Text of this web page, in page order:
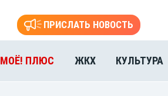
ПРИСЛАТЬ НОВОСТЬ
МОЁ! ПЛЮС ЖКХ КУЛЬТУРА